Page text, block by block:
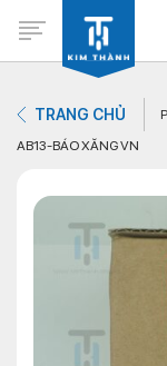
Không
TRANG CHỦ
AB13-BÁO XĂNG VN